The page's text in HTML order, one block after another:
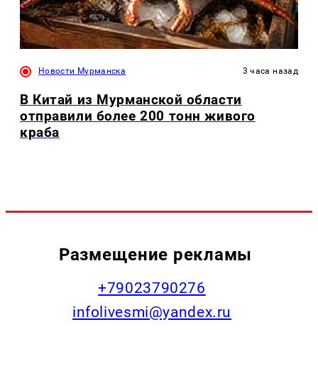
Новости Мурманска 3 часа назад
В Китай из Мурманской области
отправили более 200 тонн живого
краба
Размещение рекламы
+79023790276
infolivesmi@yandex.ru